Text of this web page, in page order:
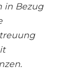
in Bezug